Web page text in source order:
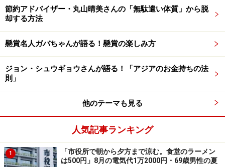
一方で、年金生活になってからは「外食や衝動的な買い
軽に外食をしたり、必要以上に物を買ってしまうことも
ありましたが、現在は支出を意識して、本当に必要なも
のだけを選ぶように」変化してきたと言います。
「年金生活で一番驚いたのは、思っていた以上にお金が
減るスピードが早いことです。現役時代は、年金があれ
ばある程度は安定して生活できると考えていましたが、
実際には税金や社会保険料、医療費などの固定的な支出
が想像より大きく、手元に残るお金が少ない」と、とど
んさん。
節約アドバイザー・丸山晴美さんの「無駄遣い体質」から脱
却する方法
懸賞名人ガバちゃんが語る！懸賞の楽しみ方
ジョン・シュウギョウさんが語る！「アジアのお金持ちの法
則」
他のテーマも見る
人気記事ランキング
1
「市役所で朝から夕方まで涼む。食堂のラーメン
は500円」8月の電気代1万2000円・69歳男性の夏